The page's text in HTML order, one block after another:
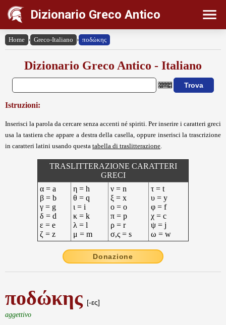
Dizionario Greco Antico
Home › Greco-Italiano › ποδώκης
Dizionario Greco Antico - Italiano
Istruzioni:
Inserisci la parola da cercare senza accenti né spiriti. Per inserire i caratteri greci
usa la tastiera che appare a destra della casella, oppure inserisci la trascrizione
in caratteri latini usando questa tabella di traslitterazione
TRASLITTERAZIONE CARATTERI
GRECI
α = a
β = b
γ = g
δ = d
ε = e
ζ = z
η = h
θ = q
ι = i
κ = k
λ = l
μ = m
ν = n
ξ = x
ο = o
π = p
ρ = r
σ,ς = s
τ = t
υ = y
φ = f
χ = c
ψ = j
ω = w
Donazione
ποδώκης [-ες]
aggettivo